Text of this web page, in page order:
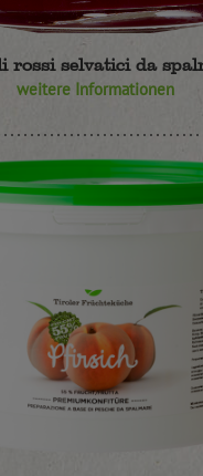
rossi selvatici da
weitere Informationen